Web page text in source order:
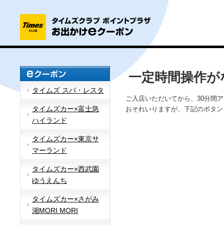
タイムズ スパ・レスタ
タイムズカー×富士急
ハイランド
タイムズカー×東京サ
マーランド
タイムズカー×西武園
ゆうえんち
タイムズカー×さがみ
湖MORI MORI
一定時間操作
ご入店いただいてから、30分間
おそれいりますが、下記のボタ